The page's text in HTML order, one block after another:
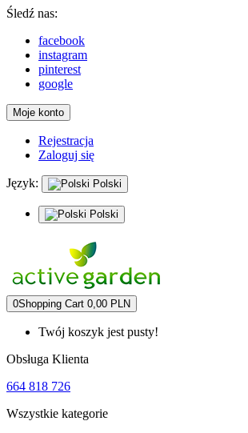
Śledź nas:
facebook
instagram
pinterest
google
Moje konto
Rejestracja
Zaloguj się
Język: Polski
Polski
0Shopping Cart 0,00 PLN
Twój koszyk jest pusty!
Obsługa Klienta
664 818 726
Wszystkie kategorie